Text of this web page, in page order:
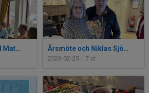
Onsdags träff med Mats Harrysson Årsmöte och Niklas Sjögren
2026-02-25 | 7 st